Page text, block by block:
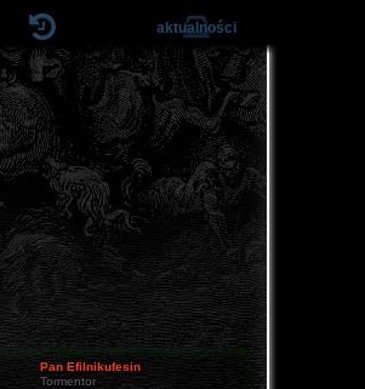
aktualności
Pan Efilnikufesin
Tormentor